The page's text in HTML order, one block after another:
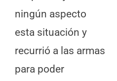
ningún aspecto
esta situación y
recurrió a las armas
para poder